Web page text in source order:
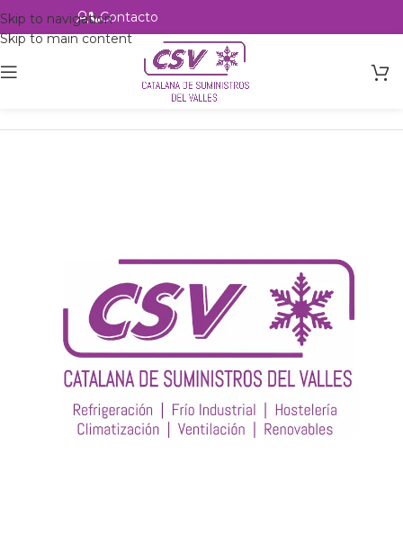
Skip to navigation
Skip to main content
Contacto
csvalles